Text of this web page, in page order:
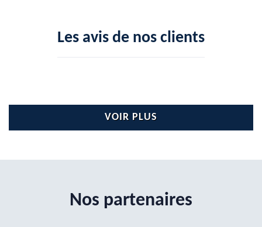
Les avis de nos clients
VOIR PLUS
Nos partenaires